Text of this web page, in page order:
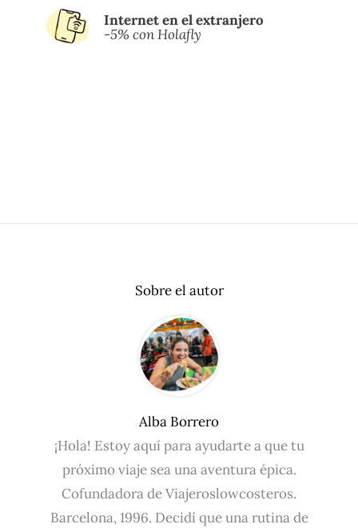
Internet en el extranjero
-5% con Holafly
Sobre el autor
Alba Borrero
¡Hola! Estoy aquí para ayudarte a que tu
próximo viaje sea una aventura épica.
Cofundadora de Viajeroslowcosteros.
Barcelona, 1996. Decidí que una rutina de